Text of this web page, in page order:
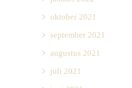
oktober 2021
september 2021
augustus 2021
juli 2021